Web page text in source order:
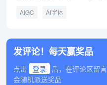
AIGC AI字体
发评论！每天赢奖品
点击 登录
后，在评论区留
会随机派送奖品